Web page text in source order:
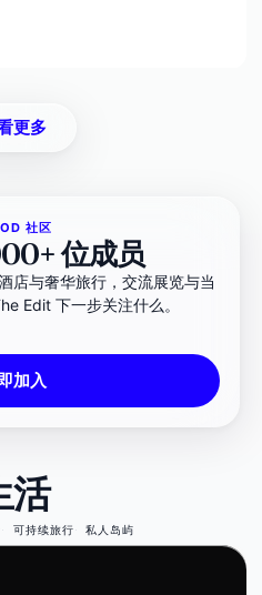
更多
社区
位成员
店与奢华旅行，交流展览与当
Edit 下一步关注什么。
加入
活
可持续旅行 私人岛屿